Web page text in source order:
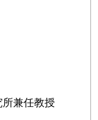
兼任教授